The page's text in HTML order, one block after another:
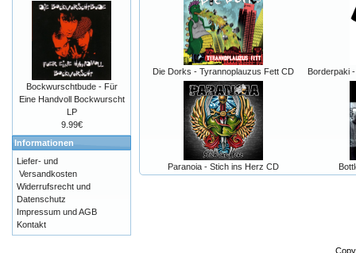
Die Dorks - Tyrannoplauzus Fett CD Borderpaki
Paranoia - Stich ins Herz CD
Bockwurschtbude - Für
Eine Handvoll Bockwurscht
LP
9.99€
Informationen
Liefer- und
Versandkosten
Widerrufsrecht und
Datenschutz
Impressum und AGB
Kontakt